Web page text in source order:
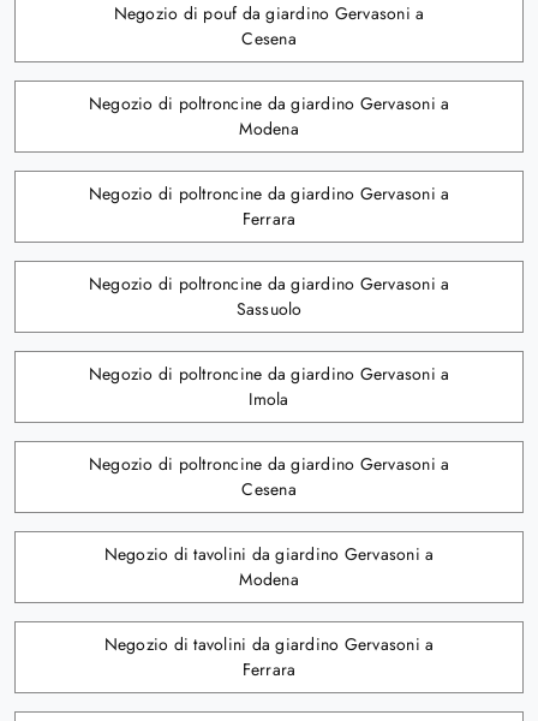
Negozio di pouf da giardino Gervasoni a
Cesena
Negozio di poltroncine da giardino Gervasoni a
Modena
Negozio di poltroncine da giardino Gervasoni a
Ferrara
Negozio di poltroncine da giardino Gervasoni a
Sassuolo
Negozio di poltroncine da giardino Gervasoni a
Imola
Negozio di poltroncine da giardino Gervasoni a
Cesena
Negozio di tavolini da giardino Gervasoni a
Modena
Negozio di tavolini da giardino Gervasoni a
Ferrara